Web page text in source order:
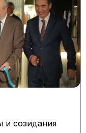
и созидания